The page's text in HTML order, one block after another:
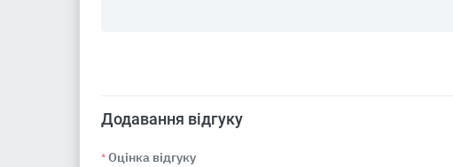
Додавання відгуку
* Оцінка відгуку